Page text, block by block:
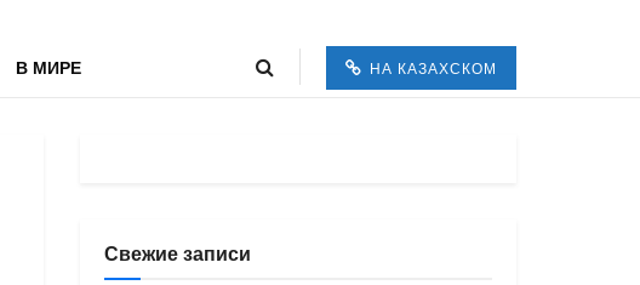
В МИРЕ НА КАЗАХСКОМ
Свежие записи